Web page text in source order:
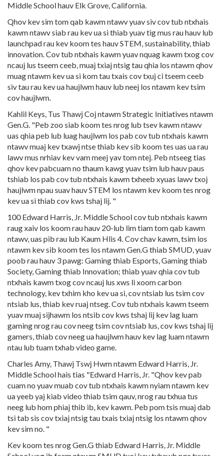
Middle School hauv Elk Grove, California.
Qhov kev sim tom qab kawm ntawv yuav siv cov tub ntxhais
kawm ntawv siab rau kev ua si thiab yuav tig mus rau hauv lub
launchpad rau kev koom tes hauv STEM, sustainability, thiab
innovation. Cov tub ntxhais kawm yuav nquag kawm txog cov
ncauj lus tseem ceeb, muaj txiaj ntsig tau qhia los ntawm qhov
muag ntawm kev ua si kom tau txais cov txuj ci tseem ceeb
siv tau rau kev ua haujlwm hauv lub neej los ntawm kev tsim
cov haujlwm.
Kahlil Keys, Tus Thawj Coj ntawm Strategic Initiatives ntawm
Gen.G. "Peb zoo siab koom tes nrog lub tsev kawm ntawv
uas qhia peb lub luag haujlwm los pab cov tub ntxhais kawm
ntawv muaj kev txawj ntse thiab kev sib koom tes uas ua rau
lawv mus nrhiav kev vam meej yav tom ntej. Peb ntseeg tias
qhov kev pabcuam no thaum kawg yuav tsim lub hauv paus
tshiab los pab cov tub ntxhais kawm txheeb xyuas lawv txoj
haujlwm npau suav hauv STEM los ntawm kev koom tes nrog
kev ua si thiab cov kws tshaj lij. "
100 Edward Harris, Jr. Middle School cov tub ntxhais kawm
raug xaiv los koom rau hauv 20-lub lim tiam tom qab kawm
ntawv, uas pib rau lub Kaum Hlis 4. Cov chav kawm, tsim los
ntawm kev sib koom tes los ntawm Gen.G thiab SMUD, yuav
poob rau hauv 3 pawg: Gaming thiab Esports, Gaming thiab
Society, Gaming thiab Innovation; thiab yuav qhiacov tub
ntxhais kawm txog cov ncauj lus xws li xoom carbon
technology, kev txhim kho kev ua si, cov ntsiab lus tsim cov
ntsiab lus, thiab kev ruaj ntseg. Cov tub ntxhais kawm tseem
yuav muaj sijhawm los ntsib cov kws tshaj lij kev lag luam
gaming nrog rau cov neeg tsim cov ntsiab lus, cov kws tshaj lij
gamers, thiab cov neeg ua haujlwm hauv kev lag luam ntawm
ntau lub tuam txhab video game.
Charles Amy, Thawj Tswj Hwm ntawm Edward Harris, Jr.
Middle School hais tias "Edward Harris, Jr. "Qhov kev pab
cuam no yuav muab cov tub ntxhais kawm nyiam ntawm kev
ua yeeb yaj kiab video thiab tsim qauv, nrog rau txhua tus
neeg lub hom phiaj thib ib, kev kawm. Peb pom tsis muaj dab
tsi tab sis cov txiaj ntsig tau txais txiaj ntsig los ntawm qhov
kev sim no. "
Kev koom tes nrog Gen.G thiab Edward Harris, Jr. Middle